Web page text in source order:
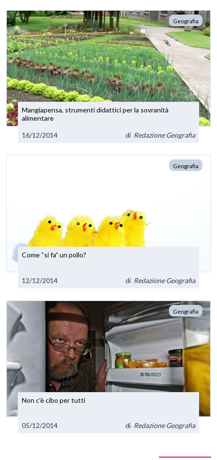
Geografia
Mangiapensa, strumenti didattici per la sovranità
alimentare
16/12/2014 di Redazione Geografia
Geografia
Come “si fa” un pollo?
12/12/2014 di Redazione Geografia
Geografia
Non c'è cibo per tutti
05/12/2014 di Redazione Geografia